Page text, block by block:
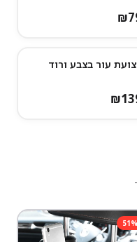
₪
מעט
עור בצבע ורוד
₪
51%